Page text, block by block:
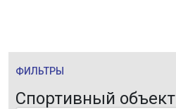
ФИЛЬТРЫ
Спортивный объект